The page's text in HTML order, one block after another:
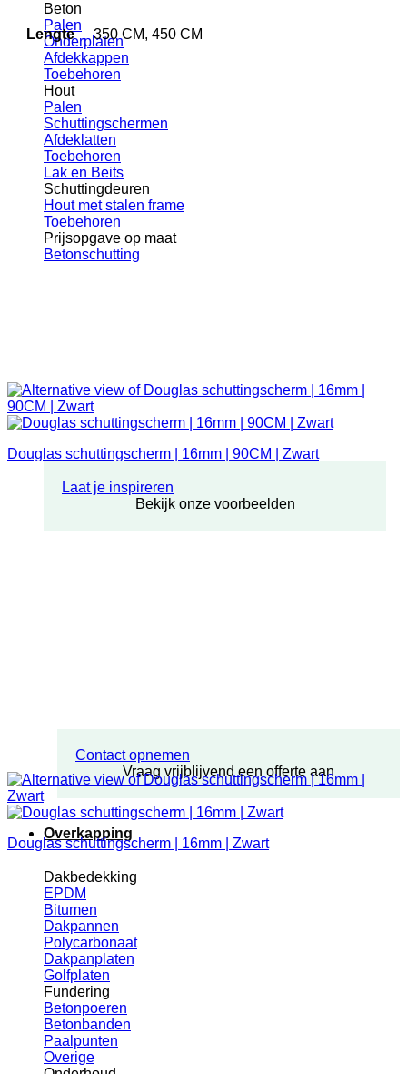
Beton
Palen
Onderplaten
Afdekkappen
Toebehoren
Hout
Palen
Schuttingschermen
Afdeklatten
Toebehoren
Lak en Beits
Schuttingdeuren
Hout met stalen frame
Toebehoren
Prijsopgave op maat
Betonschutting
Laat je inspireren
Bekijk onze voorbeelden
Contact opnemen
Vraag vrijblijvend een offerte aan
Overkapping
Dakbedekking
EPDM
Bitumen
Dakpannen
Polycarbonaat
Dakpanplaten
Golfplaten
Fundering
Betonpoeren
Betonbanden
Paalpunten
Overige
Lengte 350 CM, 450 CM
Douglas schuttingscherm | 16mm | 90CM | Zwart
Douglas schuttingscherm | 16mm | Zwart